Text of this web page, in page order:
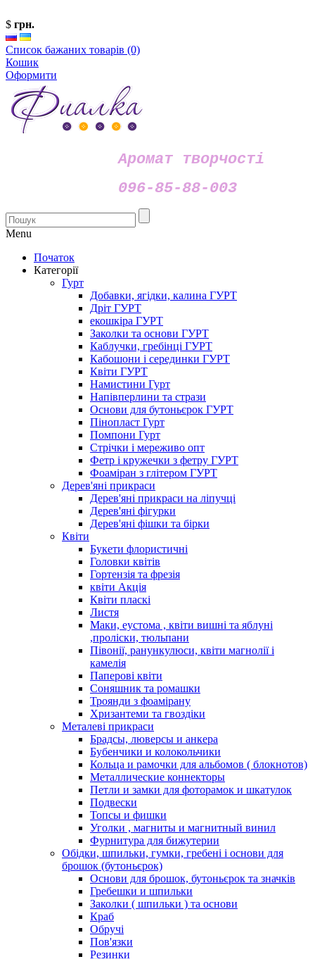
$ грн.
Список бажаних товарів (0)
Кошик
Оформити
Аромат творчості
096-85-88-003
Menu
Початок
Категорії
Гурт
Добавки, ягідки, калина ГУРТ
Дріт ГУРТ
екошкіра ГУРТ
Заколки та основи ГУРТ
Каблучки, гребінці ГУРТ
Кабошони і серединки ГУРТ
Квіти ГУРТ
Намистини Гурт
Напівперлини та стрази
Основи для бутоньєрок ГУРТ
Пінопласт Гурт
Помпони Гурт
Стрічки і мереживо опт
Фетр і кружечки з фетру ГУРТ
Фоаміран з глітером ГУРТ
Дерев'яні прикраси
Дерев'яні прикраси на ліпучці
Дерев'яні фігурки
Дерев'яні фішки та бірки
Квіти
Букети флористичні
Головки квітів
Гортензія та фрезія
квіти Акція
Квіти пласкі
Листя
Маки, еустома , квіти вишні та яблуні
,проліски, тюльпани
Півонії, ранункулюси, квіти магнолії і
камелія
Паперові квіти
Соняшник та ромашки
Троянди з фоамірану
Хризантеми та гвоздіки
Металеві прикраси
Брадсы, люверсы и анкера
Бубенчики и колокольчики
Кольца и рамочки для альбомов ( блокнотов)
Металлические коннекторы
Петли и замки для фоторамок и шкатулок
Подвески
Топсы и фишки
Уголки , магниты и магнитный винил
Фурнитура для бижутерии
Обідки, шпильки, гумки, гребені і основи для
брошок (бутоньєрок)
Основи для брошок, бутоньєрок та значків
Гребешки и шпильки
Заколки ( шпильки ) та основи
Краб
Обручі
Пов'язки
Резинки